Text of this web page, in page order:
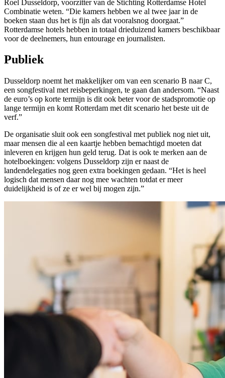
Roel Dusseldorp, voorzitter van de Stichting Rotterdamse Hotel
Combinatie weten. “Die kamers hebben we al twee jaar in de
boeken staan dus het is fijn als dat vooralsnog doorgaat.”
Rotterdamse hotels hebben in totaal drieduizend kamers beschikbaar
voor de deelnemers, hun entourage en journalisten.
Publiek
Dusseldorp noemt het makkelijker om van een scenario B naar C,
een songfestival met reisbeperkingen, te gaan dan andersom. “Naast
de euro’s op korte termijn is dit ook beter voor de stadspromotie op
lange termijn en komt Rotterdam met dit scenario het beste uit de
verf.”
De organisatie sluit ook een songfestival met publiek nog niet uit,
maar mensen die al een kaartje hebben bemachtigd moeten dat
inleveren en krijgen hun geld terug. Dat is ook te merken aan de
hotelboekingen: volgens Dusseldorp zijn er naast de
landendelegaties nog geen extra boekingen gedaan. “Het is heel
logisch dat mensen daar nog mee wachten totdat er meer
duidelijkheid is of ze er wel bij mogen zijn.”